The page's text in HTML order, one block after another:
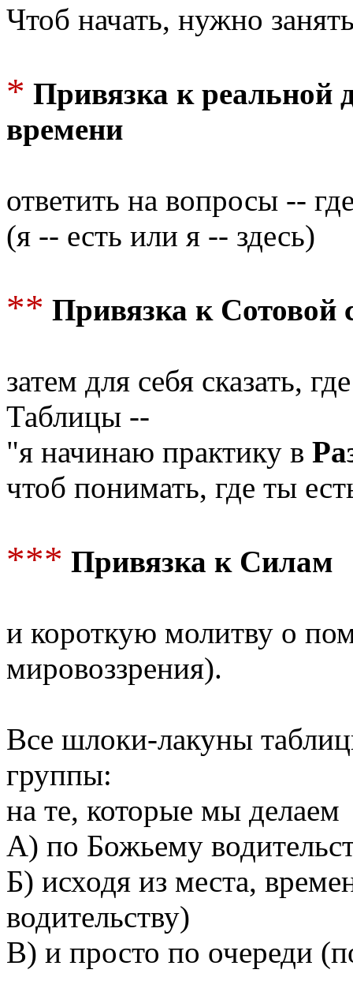
Чтоб начать, нужно
* Привязка к реальной
времени
ответить на вопросы --
(я -- есть или я -- здесь)
** Привязка к Сотовой
затем для себя сказать,
Таблицы --
"я начинаю практику в
чтоб понимать, где ты
*** Привязка к Силам
и короткую молитву о
мировоззрения).
Все шлоки-лакуны
группы:
на те, которые мы делаем
А) по Божьему
Б) исходя из места,
водительству)
В) и просто по очереди